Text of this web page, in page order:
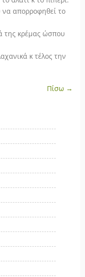
απορροφηθεί το
της κρέμας ώσπου
κ τέλος την
Πίσω →